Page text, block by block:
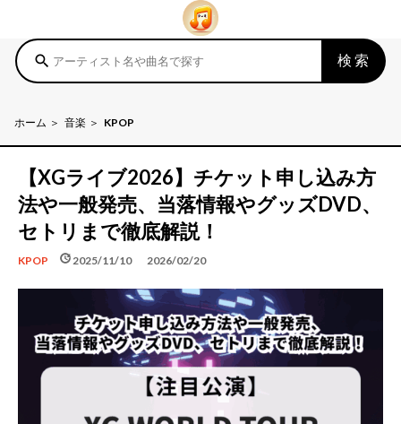
search 検索
ホーム 音楽 KPOP
【XGライブ2026】チケット申し込み方
法や一般発売、当落情報やグッズDVD、
セトリまで徹底解説！
KPOP schedule 2025/11/10
update 2026/02/20